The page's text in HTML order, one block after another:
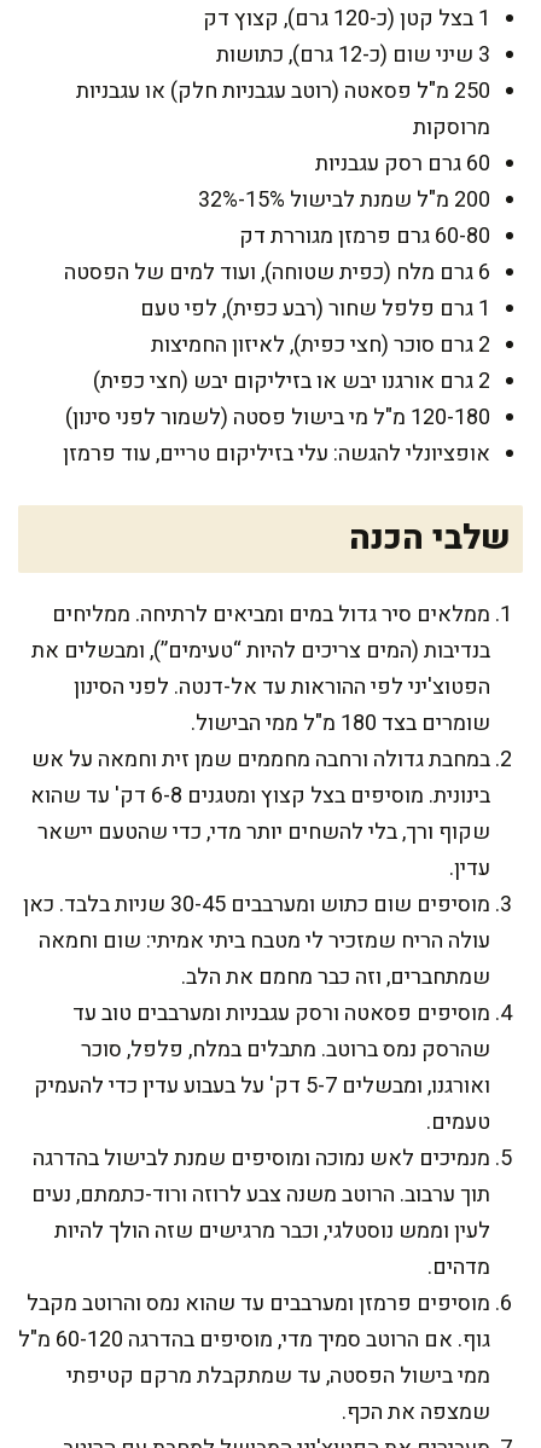
1 בצל קטן (כ-120 גרם), קצוץ דק
3 שיני שום (כ-12 גרם), כתושות
250 מ"ל פסאטה (רוטב עגבניות חלק) או עגבניות
מרוסקות
60 גרם רסק עגבניות
200 מ"ל שמנת לבישול 15%-32%
60-80 גרם פרמזן מגוררת דק
6 גרם מלח (כפית שטוחה), ועוד למים של הפסטה
1 גרם פלפל שחור (רבע כפית), לפי טעם
2 גרם סוכר (חצי כפית), לאיזון החמיצות
2 גרם אורגנו יבש או בזיליקום יבש (חצי כפית)
120-180 מ"ל מי בישול פסטה (לשמור לפני סינון)
אופציונלי להגשה: עלי בזיליקום טריים, עוד פרמזן
שלבי הכנה
ממלאים סיר גדול במים ומביאים לרתיחה. ממליחים
בנדיבות (המים צריכים להיות “טעימים”), ומבשלים את
הפטוצ'יני לפי ההוראות עד אל-דנטה. לפני הסינון
שומרים בצד 180 מ"ל ממי הבישול.
במחבת גדולה ורחבה מחממים שמן זית וחמאה על אש
בינונית. מוסיפים בצל קצוץ ומטגנים 6-8 דק' עד שהוא
שקוף ורך, בלי להשחים יותר מדי, כדי שהטעם יישאר
עדין.
מוסיפים שום כתוש ומערבבים 30-45 שניות בלבד. כאן
עולה הריח שמזכיר לי מטבח ביתי אמיתי: שום וחמאה
שמתחברים, וזה כבר מחמם את הלב.
מוסיפים פסאטה ורסק עגבניות ומערבבים טוב עד
שהרסק נמס ברוטב. מתבלים במלח, פלפל, סוכר
ואורגנו, ומבשלים 5-7 דק' על בעבוע עדין כדי להעמיק
טעמים.
מנמיכים לאש נמוכה ומוסיפים שמנת לבישול בהדרגה
תוך ערבוב. הרוטב משנה צבע לרוזה ורוד-כתמתם, נעים
לעין וממש נוסטלגי, וכבר מרגישים שזה הולך להיות
מדהים.
מוסיפים פרמזן ומערבבים עד שהוא נמס והרוטב מקבל
גוף. אם הרוטב סמיך מדי, מוסיפים בהדרגה 60-120 מ"ל
ממי בישול הפסטה, עד שמתקבלת מרקם קטיפתי
שמצפה את הכף.